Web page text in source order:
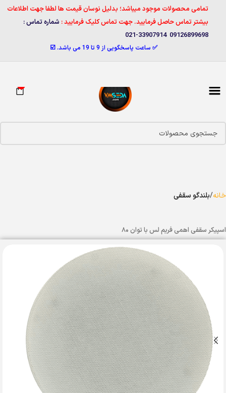
تمامی محصولات موجود میباشد؛ بدلیل نوسان قیمت ها لطفا جهت اطلاعات
بیشتر تماس حاصل فرمایید. جهت تماس کلیک فرمایید : شماره تماس :
09126899698 33907914-021
✅ ساعت پاسخگویی از 9 تا 19 می باشد. ☑️
0
خانه بلندگو سقفی
اسپیکر سقفی اهمی فریم لس با توان ۸۰